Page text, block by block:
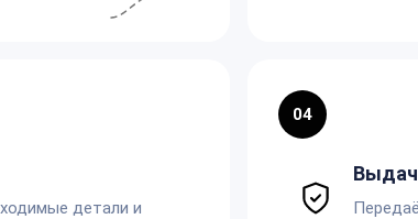
детали и
04